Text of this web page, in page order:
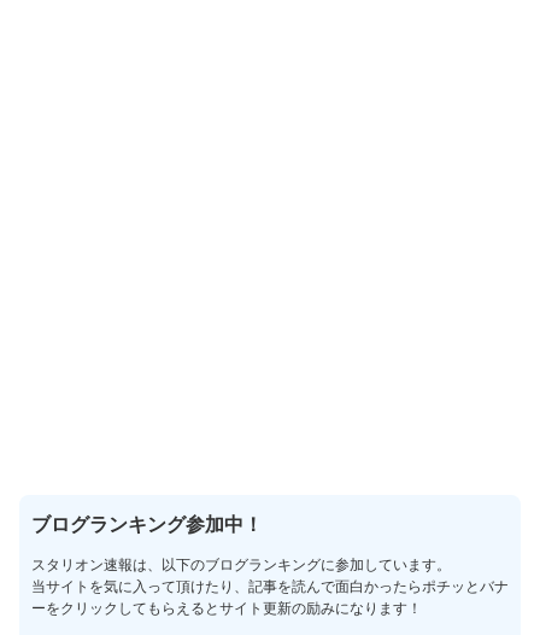
ブログランキング参加中！
スタリオン速報は、以下のブログランキングに参加しています。
当サイトを気に入って頂けたり、記事を読んで面白かったらポチッとバナ
ーをクリックしてもらえるとサイト更新の励みになります！